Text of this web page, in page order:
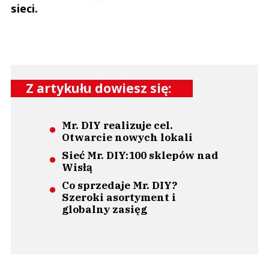
sieci.
Z artykułu dowiesz się:
Mr. DIY realizuje cel.
Otwarcie nowych lokali
Sieć Mr. DIY:100 sklepów nad
Wisłą
Co sprzedaje Mr. DIY?
Szeroki asortyment i
globalny zasięg